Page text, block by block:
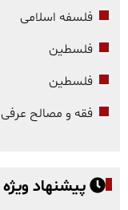
فلسفه اسلامی
فلسطین
فلسطین
فقه و مصالح عرفی
پیشنهاد ویژه